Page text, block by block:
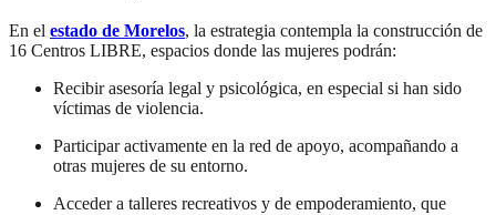
En el estado de Morelos, la estrategia contempla la construcción de
16 Centros LIBRE, espacios donde las mujeres podrán:
Recibir asesoría legal y psicológica, en especial si han sido
víctimas de violencia.
Participar activamente en la red de apoyo, acompañando a
otras mujeres de su entorno.
Acceder a talleres recreativos y de empoderamiento, que